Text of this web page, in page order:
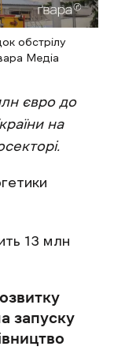
обстрілу
Медіа
євро до
на
13 млн
запуску